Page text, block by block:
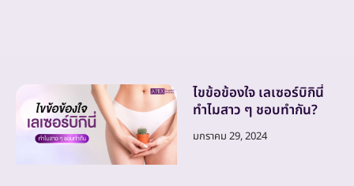
ไขข้อข้องใจ เลเซอร์บิกินี่
ทำไมสาว ๆ ชอบทำกัน?
มกราคม 29, 2024